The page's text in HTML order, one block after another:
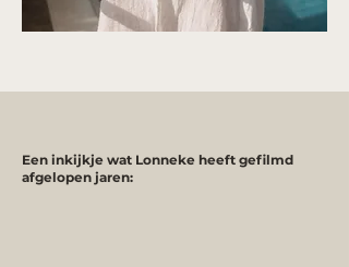
Een inkijkje wat Lonneke heeft gefilmd
afgelopen jaren: